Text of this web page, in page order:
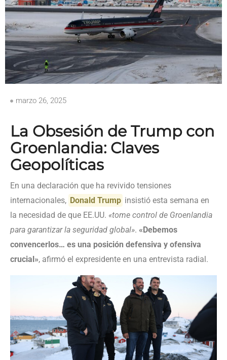
marzo 26, 2025
La Obsesión de Trump con
Groenlandia: Claves
Geopolíticas
En una declaración que ha revivido tensiones
internacionales, Donald Trump insistió esta semana en
la necesidad de que EE.UU. «tome control de Groenlandia
para garantizar la seguridad global». «Debemos
convencerlos… es una posición defensiva y ofensiva
crucial», afirmó el expresidente en una entrevista radial.